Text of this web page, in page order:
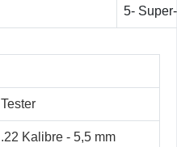
5-
Tester
.22 Kalibre - 5,5 mm